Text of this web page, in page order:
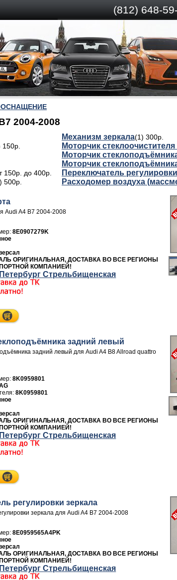
(812) 648-
2004-2008
150р.
150р. до 400р.
500р.
Механизм зеркала(1) 300р.
Моторчик стеклоочистителя
Моторчик
Моторчик
Переключатель
Расходомер воздуха
Audi A4 B7 2004-2008
8E0907279K
ОРИГИНАЛЬНАЯ, ДОСТАВКА ВО ВСЕ РЕГИОНЫ
КОМПАНИЕЙ!
Петербург Стрельбищенская
задний левый
задний левый для Audi A4 B8 Allroad quattro
8K0959801
8K0959801
ОРИГИНАЛЬНАЯ, ДОСТАВКА ВО ВСЕ РЕГИОНЫ
КОМПАНИЕЙ!
Петербург Стрельбищенская
регулировки зеркала
зеркала для Audi A4 B7 2004-2008
8E0959565A4PK
ОРИГИНАЛЬНАЯ, ДОСТАВКА ВО ВСЕ РЕГИОНЫ
КОМПАНИЕЙ!
Петербург Стрельбищенская